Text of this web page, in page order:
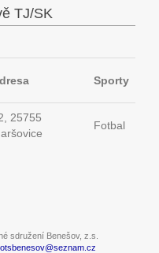
TJ/SK
Sporty
25755
Fotbal
sdružení Benešov, z.s.
otsbenesov@seznam.cz